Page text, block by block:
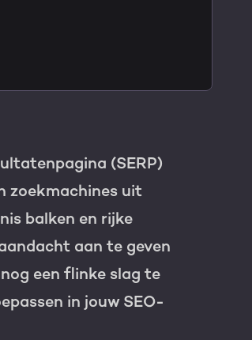
(SERP)
zoekmachines uit
balken en rijke
aan te geven
een flinke slag te
in jouw SEO-